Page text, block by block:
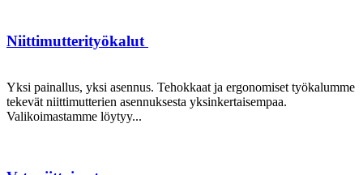
Niittimutterityökalut
Yksi painallus, yksi asennus. Tehokkaat ja ergonomiset työkalumme
tekevät niittimutterien asennuksesta yksinkertaisempaa.
Valikoimastamme löytyy...